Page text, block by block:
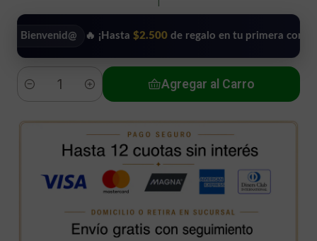
🔥 ¡Hasta $2.500de regalo en tu primera compra!
Cantidad
Agregar al Carro